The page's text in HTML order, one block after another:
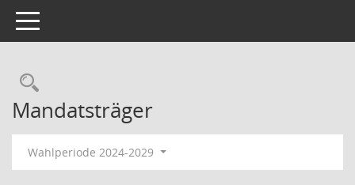
Toggle navigation
Rechercheauswahl
Mandatsträger
Wahlperiode 2024-2029